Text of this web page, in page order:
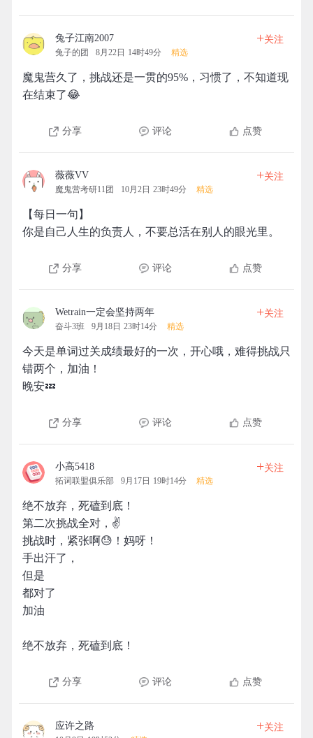
兔子江南2007
兔子的团 8月22日 14时49分 精选
+关注
魔鬼营久了，挑战还是一贯的95%，习惯了，不知道现
在结束了😂
分享 评论 点赞
薇薇VV
魔鬼营考研11团 10月2日 23时49分 精选
+关注
【每日一句】
你是自己人生的负责人，不要总活在别人的眼光里。
分享 评论 点赞
Wetrain一定会坚持两年
奋斗3班 9月18日 23时14分 精选
+关注
今天是单词过关成绩最好的一次，开心哦，难得挑战只
错两个，加油！
晚安💤
分享 评论 点赞
小高5418
拓词联盟俱乐部 9月17日 19时14分 精选
+关注
绝不放弃，死磕到底！
第二次挑战全对，✌️
挑战时，紧张啊😓！妈呀！
手出汗了，
但是
都对了
加油
绝不放弃，死磕到底！
分享 评论 点赞
应许之路 +关注